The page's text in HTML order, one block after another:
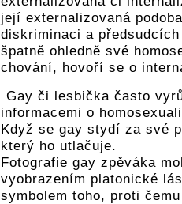
její externalizovaná
diskriminaci a
špatně ohledně své
chování, hovoří se o
Gay či lesbička často
informacemi o
Když se gay stydí za své
který ho utlačuje.
Fotografie gay zpěváka
vyobrazením platonické
symbolem toho, proti